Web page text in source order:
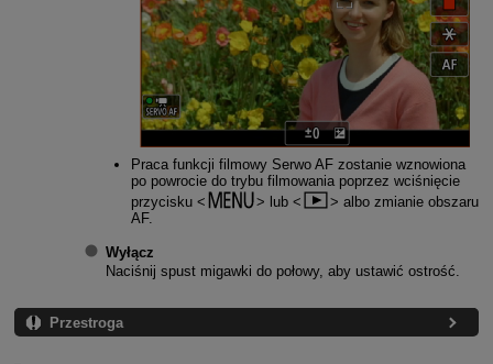
Praca funkcji filmowy Serwo AF zostanie wznowiona
po powrocie do trybu filmowania poprzez wciśnięcie
przycisku
lub
albo zmianie obszaru
AF.
Wyłącz
Naciśnij spust migawki do połowy, aby ustawić ostrość.
Przestroga